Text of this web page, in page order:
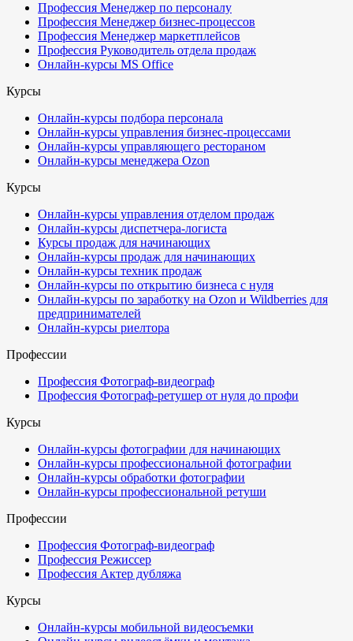
Профессия Менеджер по персоналу
Профессия Менеджер бизнес-процессов
Профессия Менеджер маркетплейсов
Профессия Руководитель отдела продаж
Онлайн-курсы MS Office
Курсы
Онлайн-курсы подбора персонала
Онлайн-курсы управления бизнес-процессами
Онлайн-курсы управляющего рестораном
Онлайн-курсы менеджера Ozon
Курсы
Онлайн-курсы управления отделом продаж
Онлайн-курсы диспетчера-логиста
Курсы продаж для начинающих
Онлайн-курсы продаж для начинающих
Онлайн-курсы техник продаж
Онлайн-курсы по открытию бизнеса с нуля
Онлайн-курсы по заработку на Ozon и Wildberries для
предпринимателей
Онлайн-курсы риелтора
Профессии
Профессия Фотограф-видеограф
Профессия Фотограф-ретушер от нуля до профи
Курсы
Онлайн-курсы фотографии для начинающих
Онлайн-курсы профессиональной фотографии
Онлайн-курсы обработки фотографии
Онлайн-курсы профессиональной ретуши
Профессии
Профессия Фотограф-видеограф
Профессия Режиссер
Профессия Актер дубляжа
Курсы
Онлайн-курсы мобильной видеосъемки